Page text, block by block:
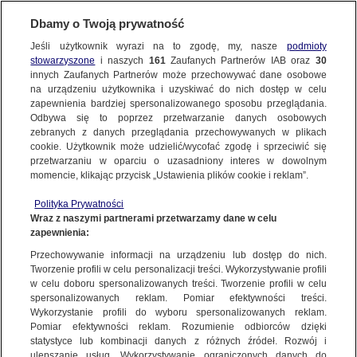
POLSKA
Air Show w Radomiu odwołany
po katastrofie F-16
28.08.2025, 22:59
Czyta lektor AI
Dbamy o Twoją prywatność
Jeśli użytkownik wyrazi na to zgodę, my, nasze podmioty
stowarzyszone i naszych 161Zaufanych Partnerów IAB oraz 30
innych Zaufanych Partnerów może przechowywać dane osobowe
na urządzeniu użytkownika i uzyskiwać do nich dostęp w celu
zapewnienia bardziej spersonalizowanego sposobu przeglądania.
Odbywa się to poprzez przetwarzanie danych osobowych
zebranych z danych przeglądania przechowywanych w plikach
cookie. Użytkownik może udzielić/wycofać zgodę i sprzeciwić się
przetwarzaniu w oparciu o uzasadniony interes w dowolnym
momencie, klikając przycisk „Ustawienia plików cookie i reklam”.
Polityka Prywatności
Wraz z naszymi partnerami przetwarzamy dane w celu
zapewnienia:
Przechowywanie informacji na urządzeniu lub dostęp do nich.
Tworzenie profili w celu personalizacji treści. Wykorzystywanie profili
w celu doboru spersonalizowanych treści. Tworzenie profili w celu
spersonalizowanych reklam. Pomiar efektywności treści.
Wykorzystanie profili do wyboru spersonalizowanych reklam.
Pomiar efektywności reklam. Rozumienie odbiorców dzięki
statystyce lub kombinacji danych z różnych źródeł. Rozwój i